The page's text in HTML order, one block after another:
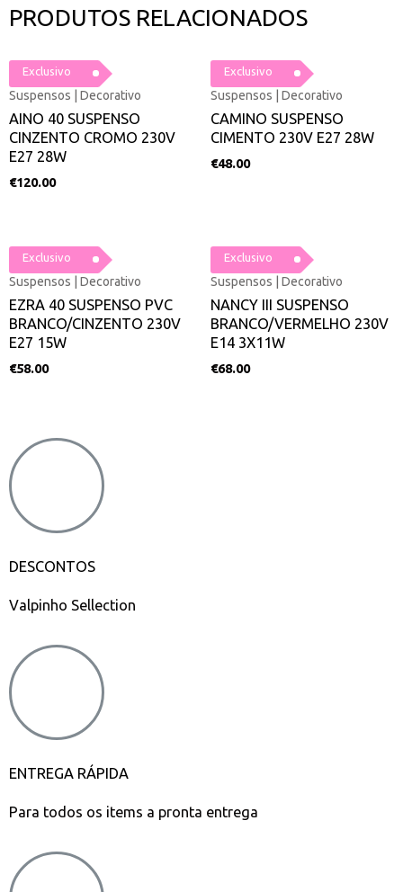
PRODUTOS RELACIONADOS
Exclusivo
Suspensos | Decorativo
AINO 40 SUSPENSO
CINZENTO CROMO 230V
E27 28W
€120.00
Exclusivo
Suspensos | Decorativo
CAMINO SUSPENSO
CIMENTO 230V E27 28W
€48.00
Exclusivo
Suspensos | Decorativo
EZRA 40 SUSPENSO PVC
BRANCO/CINZENTO 230V
E27 15W
€58.00
Exclusivo
Suspensos | Decorativo
NANCY III SUSPENSO
BRANCO/VERMELHO 230V
E14 3X11W
€68.00
DESCONTOS
Valpinho Sellection
ENTREGA RÁPIDA
Para todos os items a pronta entrega